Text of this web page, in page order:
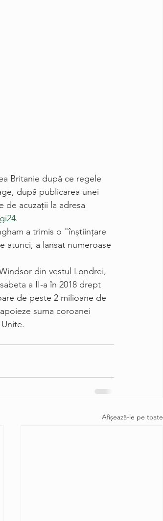
Britanie după ce regele
după publicarea unei
de acuzaţii la adresa
.
atunci, a lansat numeroase
din vestul Londrei,
a II-a în 2018 drept
de peste 2 milioane de
suma coroanei
Afișează-le pe toate